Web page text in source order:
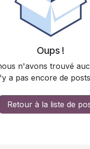
Oups !
n'avons trouvé
a pas encore de
Retour à la liste de